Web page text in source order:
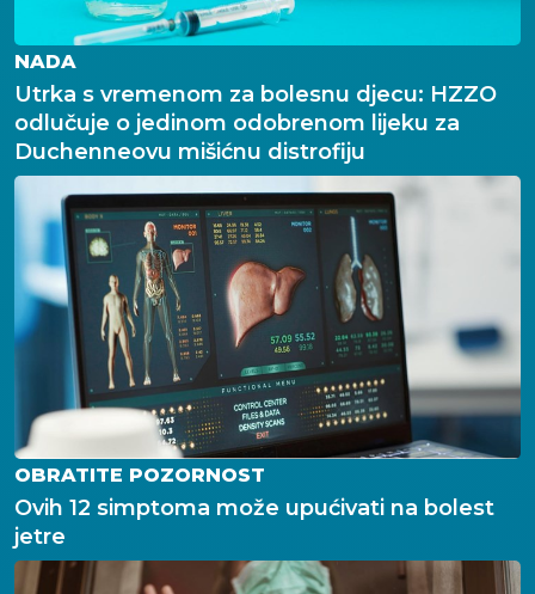
NADA
Utrka s vremenom za bolesnu djecu: HZZO
odlučuje o jedinom odobrenom lijeku za
Duchenneovu mišićnu distrofiju
OBRATITE POZORNOST
Ovih 12 simptoma može upućivati na bolest
jetre